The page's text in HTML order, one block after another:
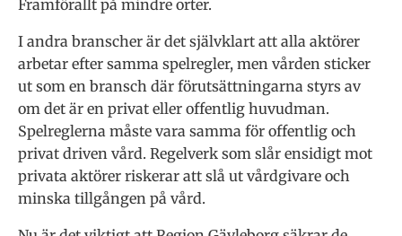
Framförallt på mindre orter.
I andra branscher är det självklart att alla aktörer
arbetar efter samma spelregler, men vården sticker
ut som en bransch där förutsättningarna styrs av
om det är en privat eller offentlig huvudman.
Spelreglerna måste vara samma för offentlig och
privat driven vård. Regelverk som slår ensidigt mot
privata aktörer riskerar att slå ut vårdgivare och
minska tillgången på vård.